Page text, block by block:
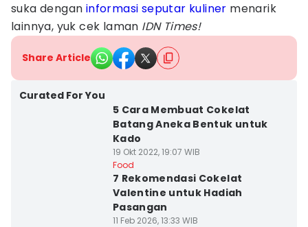
suka dengan informasi seputar kuliner menarik
lainnya, yuk cek laman IDN Times!
Share Article
Curated For You
5 Cara Membuat Cokelat
Batang Aneka Bentuk untuk
Kado
19 Okt 2022, 19:07 WIB
Food
7 Rekomendasi Cokelat
Valentine untuk Hadiah
Pasangan
11 Feb 2026, 13:33 WIB